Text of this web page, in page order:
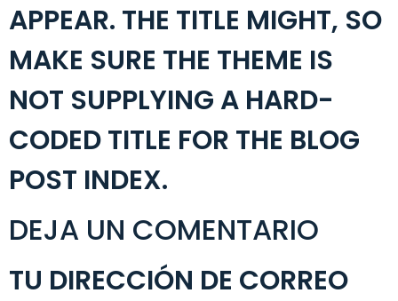
APPEAR. THE TITLE MIGHT, SO
MAKE SURE THE THEME IS
NOT SUPPLYING A HARD-
CODED TITLE FOR THE BLOG
POST INDEX.
DEJA UN COMENTARIO
TU DIRECCIÓN DE CORREO